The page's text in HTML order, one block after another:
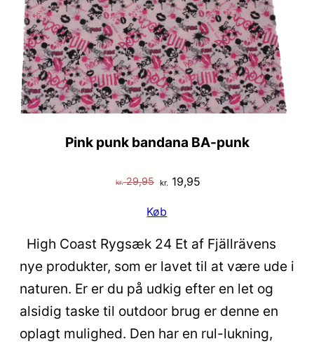
Pink punk bandana BA-punk
kr.29,95 Den
pris
var:
kr. 19,95
er:
kr. 19,95.
Køb
High Coast Rygsæk 24 Et af Fjällrävens
nye produkter, som er lavet til at være ude i
naturen. Er er du på udkig efter en let og
alsidig taske til outdoor brug er denne en
oplagt mulighed. Den har en rul-lukning,